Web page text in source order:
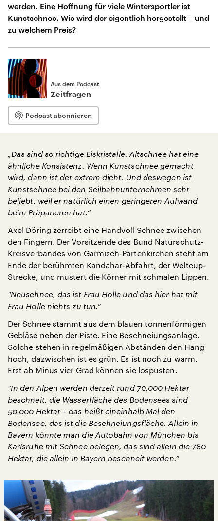
werden. Eine Hoffnung für viele Wintersportler ist
Kunstschnee. Wie wird der eigentlich hergestellt – und
zu welchem Preis?
Aus dem Podcast
Zeitfragen
Podcast abonnieren
„Das sind so richtige Eiskristalle. Altschnee hat eine
ähnliche Konsistenz. Wenn Kunstschnee gemacht
wird, dann ist der extrem dicht. Und deswegen ist
Kunstschnee bei den Seilbahnunternehmen sehr
beliebt, weil er natürlich einen geringeren Aufwand
beim Präparieren hat.“
Axel Döring zerreibt eine Handvoll Schnee zwischen
den Fingern. Der Vorsitzende des Bund Naturschutz-
Kreisverbandes von Garmisch-Partenkirchen steht am
Ende der berühmten Kandahar-Abfahrt, der Weltcup-
Strecke, und mustert die Körner mit schmalen Lippen.
"Neuschnee, das ist Frau Holle und das hier hat mit
Frau Holle nichts zu tun.“
Der Schnee stammt aus dem blauen tonnenförmigen
Gebläse neben der Piste. Eine Beschneiungsanlage.
Solche stehen in regelmäßigen Abständen den Hang
hoch, dazwischen ist es grün. Es ist noch zu warm.
Erst ab Minus vier Grad können sie lospusten.
"In den Alpen werden derzeit rund 70.000 Hektar
beschneit, die Wasserfläche des Bodensees sind
50.000 Hektar – das heißt eineinhalb Mal den
Bodensee, das ist die Beschneiungsfläche. Allein in
Bayern könnte man die Autobahn von München bis
Karlsruhe mit Schnee belegen, das sind allein die 780
Hektar, die allein in Bayern beschneit werden.“